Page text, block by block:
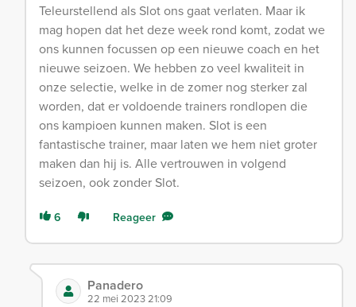
Teleurstellend als Slot ons gaat verlaten. Maar ik
mag hopen dat het deze week rond komt, zodat we
ons kunnen focussen op een nieuwe coach en het
nieuwe seizoen. We hebben zo veel kwaliteit in
onze selectie, welke in de zomer nog sterker zal
worden, dat er voldoende trainers rondlopen die
ons kampioen kunnen maken. Slot is een
fantastische trainer, maar laten we hem niet groter
maken dan hij is. Alle vertrouwen in volgend
seizoen, ook zonder Slot.
6 Reageer
Panadero
22 mei 2023 21:09